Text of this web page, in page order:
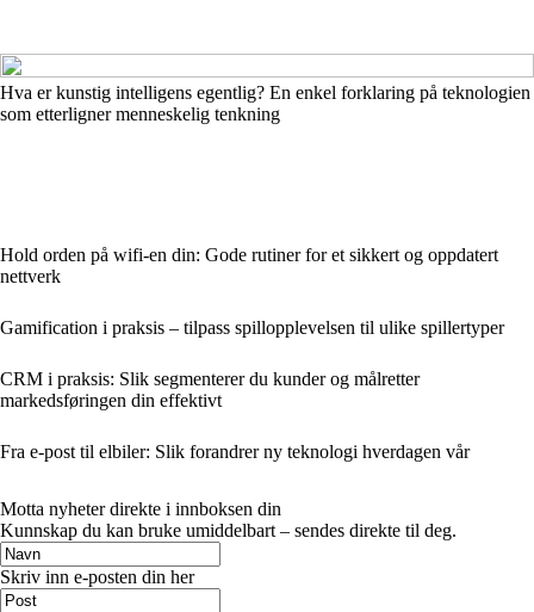
Hva er kunstig intelligens egentlig? En enkel forklaring på teknologien
som etterligner menneskelig tenkning
Hold orden på wifi-en din: Gode rutiner for et sikkert og oppdatert
nettverk
Gamification i praksis – tilpass spillopplevelsen til ulike spillertyper
CRM i praksis: Slik segmenterer du kunder og målretter
markedsføringen din effektivt
Fra e-post til elbiler: Slik forandrer ny teknologi hverdagen vår
Motta nyheter direkte i innboksen din
Kunnskap du kan bruke umiddelbart – sendes direkte til deg.
Skriv inn e-posten din her